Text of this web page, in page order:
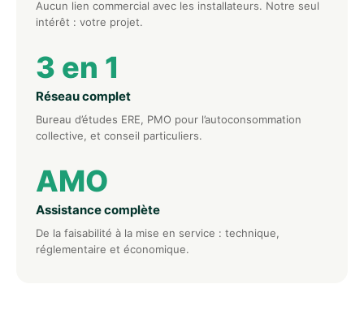
Aucun lien commercial avec les installateurs. Notre seul
intérêt : votre projet.
3 en 1
Réseau complet
Bureau d’études ERE, PMO pour l’autoconsommation
collective, et conseil particuliers.
AMO
Assistance complète
De la faisabilité à la mise en service : technique,
réglementaire et économique.